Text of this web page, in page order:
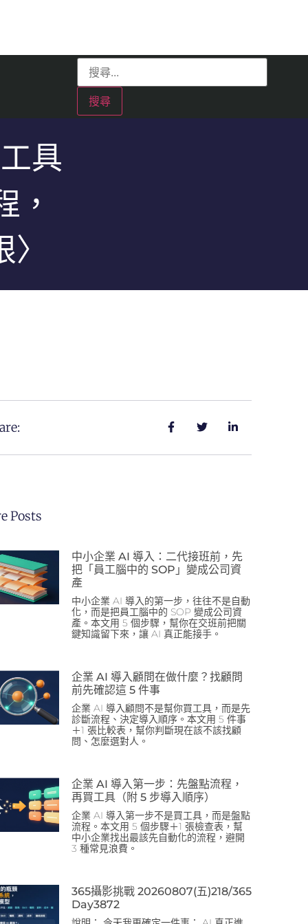
具
Posts
中小企業 AI 導入：二代接班前，先
把「員工腦中的 SOP」變成公司資
產
中小企業 AI 導入的第一步，往往不是自動
化，而是把員工腦中的 SOP 變成公司資
產。本文用 5 個步驟，幫你在交班前把關
鍵知識留下來，讓 AI 真正能接手。
企業 AI 導入顧問在做什麼？找顧問
前先確認這 5 件事
企業 AI 導入顧問不是幫你買工具，而是先
診斷流程、決定導入順序。本文用 5 件事
＋1 張比較表，幫你判斷現在該不該找顧
問、怎麼選對人。
企業 AI 導入第一步：先盤點流程，
再買工具（附 5 步導入順序）
企業 AI 導入第一步不是買工具，而是盤點
流程。本文用 5 個步驟＋1 張檢查表，幫
中小企業找出最該先自動化的流程，避開
3 種常見浪費。
365攝影挑戰 20260807(五)218/365
Day3872